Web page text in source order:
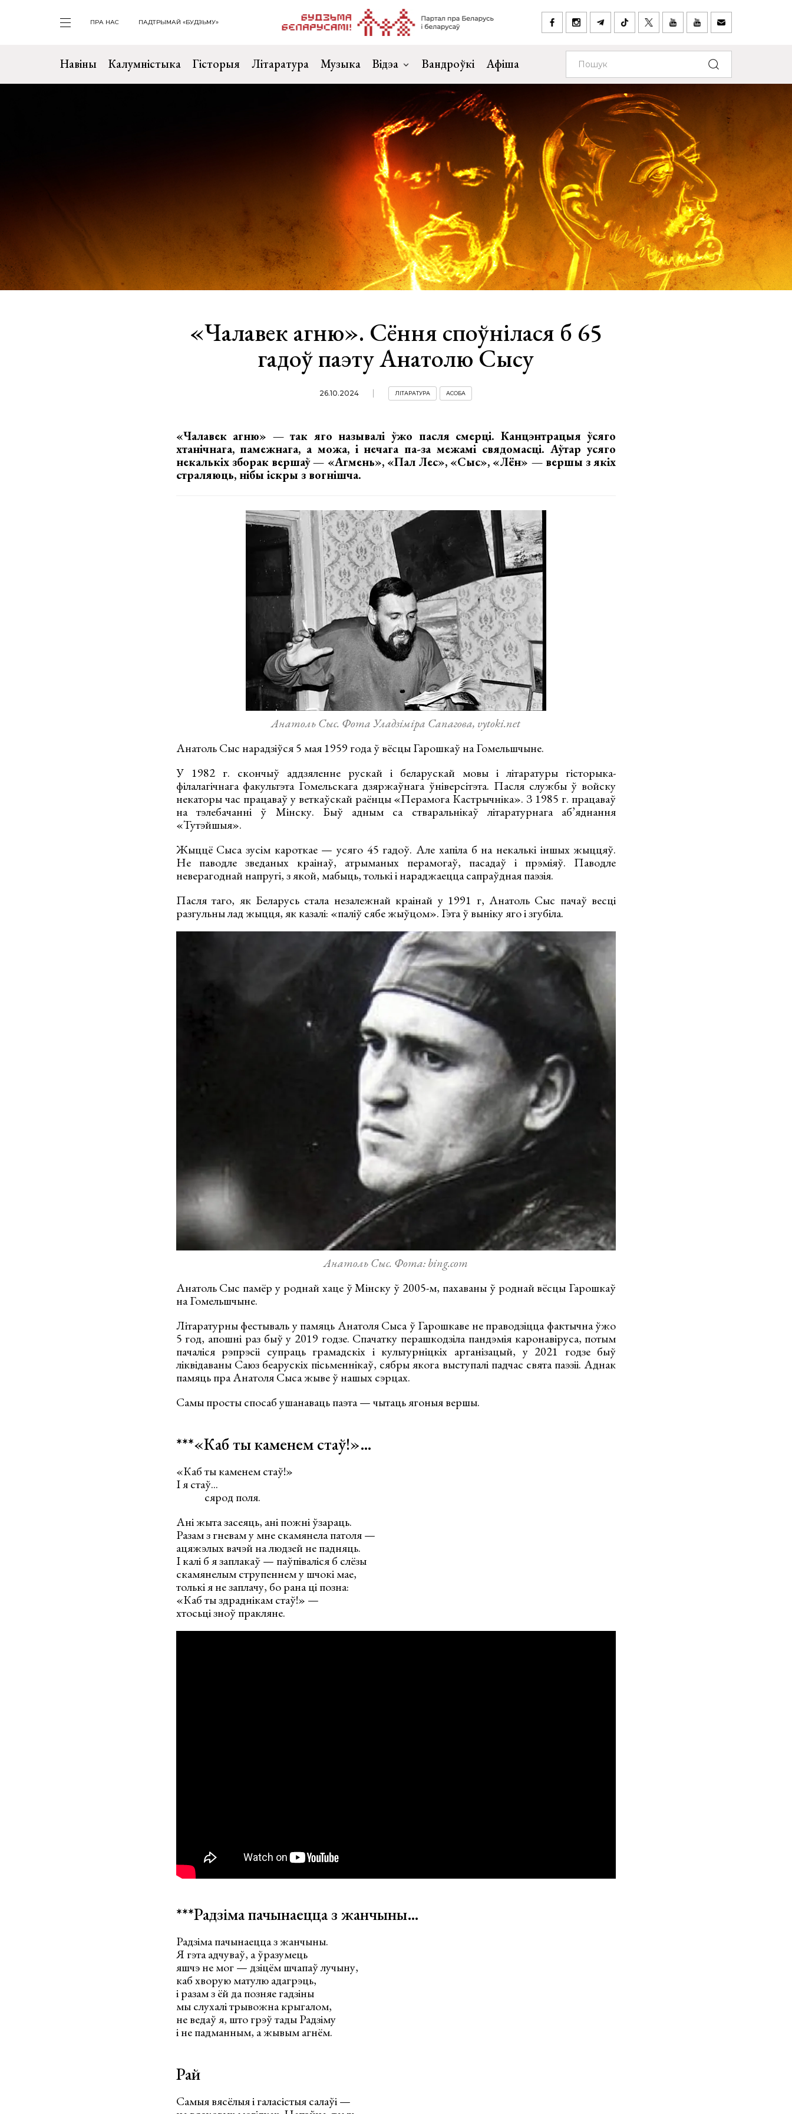
ПРА НАС ПАДТРЫМАЙ «БУДЗЬМУ»
Навіны Калумністыка Гісторыя Літаратура Музыка Відэа Вандроўкі Афіша
«Чалавек агню». Сёння споўнілася б 65
гадоў паэту Анатолю Сысу
26.10.2024 ЛІТАРАТУРА АСОБА
«Чалавек агню» — так яго называлі ўжо пасля смерці. Канцэнтрацыя ўсяго
хтанічнага, памежнага, а можа, і нечага па-за межамі свядомасці. Аўтар усяго
некалькіх зборак вершаў — «Агмень», «Пал Лес», «Сыс», «Лён» — вершы з якіх
страляюць, нібы іскры з вогнішча.
Анатоль Сыс. Фота Уладзіміра Сапагова, vytoki.net
Анатоль Сыс нарадзіўся 5 мая 1959 года ў вёсцы Гарошкаў на Гомельшчыне.
У 1982 г. скончыў аддзяленне рускай і беларускай мовы і літаратуры гісторыка-
філалагічнага факультэта Гомельскага дзяржаўнага ўніверсітэта. Пасля службы ў войску
некаторы час працаваў у веткаўскай раёнцы «Перамога Кастрычніка». З 1985 г. працаваў
на тэлебачанні ў Мінску. Быў адным са стваральнікаў літаратурнага аб’яднання
«Тутэйшыя».
Жыццё Сыса зусім кароткае — усяго 45 гадоў. Але хапіла б на некалькі іншых жыццяў.
Не паводле зведаных краінаў, атрыманых перамогаў, пасадаў і прэміяў. Паводле
неверагоднай напругі, з якой, мабыць, толькі і нараджаецца сапраўдная паэзія.
Пасля таго, як Беларусь стала незалежнай краінай у 1991 г, Анатоль Сыс пачаў весці
разгульны лад жыцця, як казалі: «паліў сябе жыўцом». Гэта ў выніку яго і згубіла.
Анатоль Сыс. Фота: bing.com
Анатоль Сыс памёр у роднай хаце ў Мінску ў 2005-м, пахаваны ў роднай вёсцы Гарошкаў
на Гомельшчыне.
Літаратурны фестываль у памяць Анатоля Сыса ў Гарошкаве не праводзіцца фактычна ўжо
5 год, апошні раз быў у 2019 годзе. Спачатку перашкодзіла пандэмія каронавіруса, потым
пачаліся рэпрэсіі супраць грамадскіх і культурніцкіх арганізацый, у 2021 годзе быў
ліквідаваны Саюз беарускіх пісьменнікаў, сябры якога выступалі падчас свята паэзіі. Аднак
памяць пра Анатоля Сыса жыве ў нашых сэрцах.
Самы просты спосаб ушанаваць паэта — чытаць ягоныя вершы.
***«Каб ты каменем стаў!»…
«Каб ты каменем стаў!»
I я стаў...
сярод поля.
Ані жыта засеяць, ані пожні ўзараць.
Разам з гневам у мне скамянела патоля —
ацяжэлых вачэй на людзей не падняць.
I калі б я заплакаў — паўпіваліся б слёзы
скамянелым струпеннем у шчокі мае,
толькі я не заплачу, бо рана ці позна:
«Каб ты здраднікам стаў!» —
хтосьці зноў пракляне.
***Радзіма пачынаецца з жанчыны…
Радзіма пачынаецца з жанчыны.
Я гэта адчуваў, а ўразумець
яшчэ не мог — дзіцём шчапаў лучыну,
каб хворую матулю адагрэць,
і разам з ёй да позняе гадзіны
мы слухалі трывожна крыгалом,
не ведаў я, што грэў тады Радзіму
і не падманным, а жывым агнём.
Рай
Самыя вясёлыя і галасістыя салаўі —